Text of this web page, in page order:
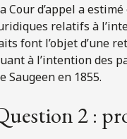
Cour d’appel a
relatifs à
font l’objet d’une
à l’intention des
Saugeen en 1855.
2 :